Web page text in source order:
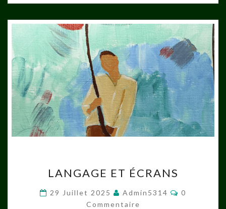
ET
ÉCRANS
LANGAGE ET ÉCRANS
29 Juillet 2025 Admin5314
0
Commentaire